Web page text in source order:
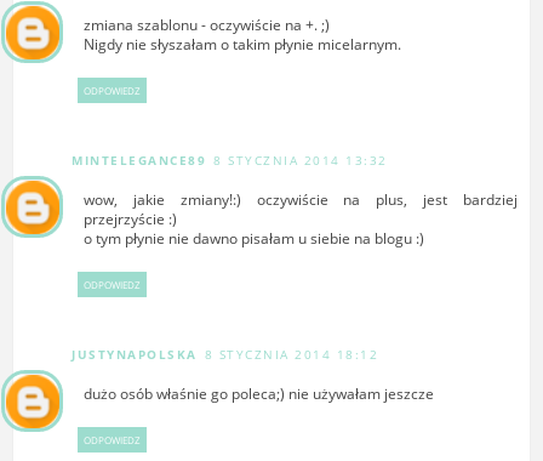
zmiana szablonu - oczywiście na +. ;)
Nigdy nie słyszałam o takim płynie micelarnym.
ODPOWIEDZ
MINTELEGANCE89 8 STYCZNIA 2014 13:32
wow, jakie zmiany!:) oczywiście na plus, jest bardziej
przejrzyście :)
o tym płynie nie dawno pisałam u siebie na blogu :)
ODPOWIEDZ
JUSTYNAPOLSKA 8 STYCZNIA 2014 18:12
dużo osób właśnie go poleca;) nie używałam jeszcze
ODPOWIEDZ